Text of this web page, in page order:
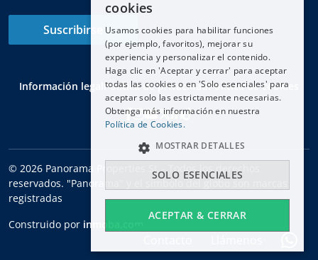
Suscribirse
Información legal Política de privacidadPolítica de cookies
© 2026 Panorama Properties SL - Todos los derechos
reservados. "Panorama" y el símbolo del globo son marcas
registradas
Construido por inmoba.com
DEUTSCH
FRANÇAIS
NEDERLANDS
cookies
Usamos cookies para habilitar funciones
(por ejemplo, favoritos), mejorar su
experiencia y personalizar el contenido.
Haga clic en 'Aceptar y cerrar' para aceptar
todas las cookies o en 'Solo esenciales' para
aceptar solo las estrictamente necesarias.
Obtenga más información en nuestra
Política de Cookies.
ACEPTAR & CERRAR
SOLO ESENCIALES
MOSTRAR DETALLES